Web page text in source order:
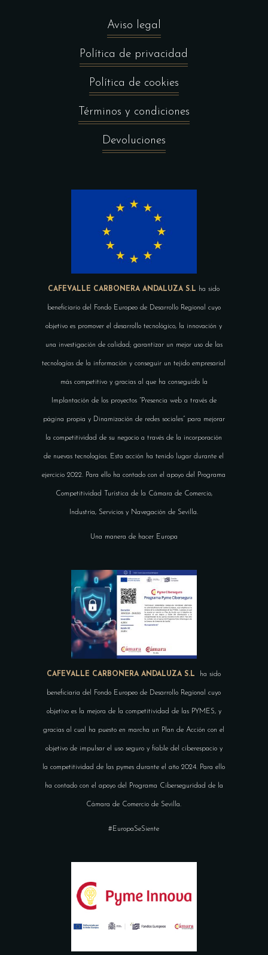
Aviso legal
Política de privacidad
Política de cookies
Términos y condiciones
Devoluciones
CAFEVALLE CARBONERA ANDALUZA S.L ha sido
beneficiario del Fondo Europeo de Desarrollo Regional cuyo
objetivo es promover el desarrollo tecnológico, la innovación y
una investigación de calidad; garantizar un mejor uso de las
tecnologías de la información y conseguir un tejido empresarial
más competitivo y gracias al que ha conseguido la
Implantación de los proyectos “Presencia web a través de
página propia y Dinamización de redes sociales” para mejorar
la competitividad de su negocio a través de la incorporación
de nuevas tecnologías. Esta acción ha tenido lugar durante el
ejercicio 2022. Para ello ha contado con el apoyo del Programa
Competitividad Turística de la Cámara de Comercio,
Industria, Servicios y Navegación de Sevilla.
Una manera de hacer Europa
CAFEVALLE CARBONERA ANDALUZA S.L ha sido
beneficiaria del Fondo Europeo de Desarrollo Regional cuyo
objetivo es la mejora de la competitividad de las PYMES, y
gracias al cual ha puesto en marcha un Plan de Acción con el
objetivo de impulsar el uso seguro y fiable del ciberespacio y
la competitividad de las pymes durante el año 2024. Para ello
ha contado con el apoyo del Programa Ciberseguridad de la
Cámara de Comercio de Sevilla.
#EuropaSeSiente